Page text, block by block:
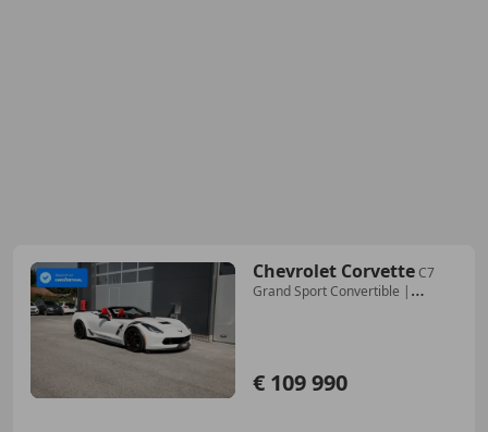
Chevrolet CorvetteC7
Grand Sport Convertible |
€ 109 990